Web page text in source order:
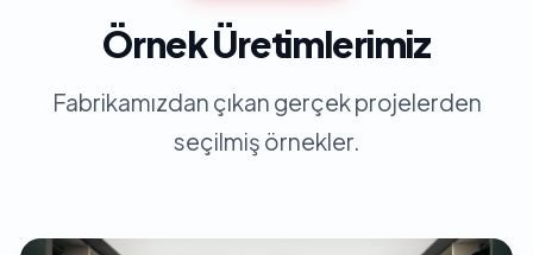
Örnek Üretimlerimiz
Fabrikamızdan çıkan gerçek projelerden
seçilmiş örnekler.